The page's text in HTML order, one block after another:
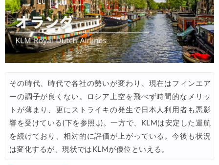
その時代、時代で各社の勢いが変わり、現在はフィンエア
ーの調子が良くない。ロシア上空を飛べず時間的なメリッ
トが薄まり、更にストライキの発生で日本人利用者も悪影
響を受けている(下を参照↓)。一方で、KLMは安定した運航
を続けており、相対的に評価が上がっている。今後も状況
は変化するが、現状ではKLMが優位といえる。